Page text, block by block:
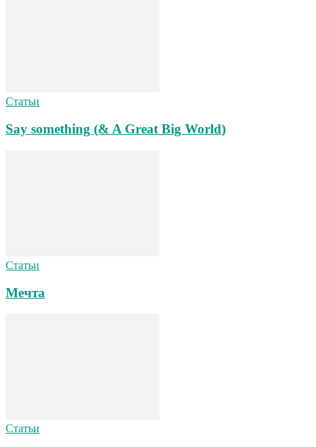
Статьи
Say something (& A Great Big World)
Статьи
Мечта
Статьи